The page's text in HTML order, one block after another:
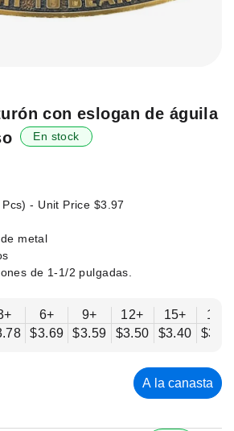
con eslogan de águila
En stock
Pcs) - Unit Price $3.97
metal
de 1-1/2 pulgadas.
6+
$3.69
9+
$3.59
12+
$3.50
15+
$3.40
18+
$3.31
A la canasta